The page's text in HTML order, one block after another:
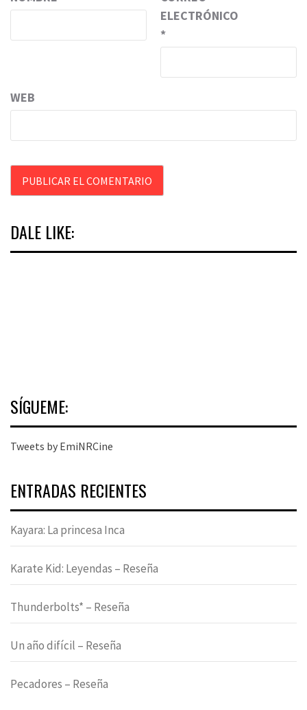
ELECTRÓNICO
*
WEB
DALE LIKE:
SÍGUEME:
Tweets by EmiNRCine
ENTRADAS RECIENTES
Kayara: La princesa Inca
Karate Kid: Leyendas – Reseña
Thunderbolts* – Reseña
Un año difícil – Reseña
Pecadores – Reseña